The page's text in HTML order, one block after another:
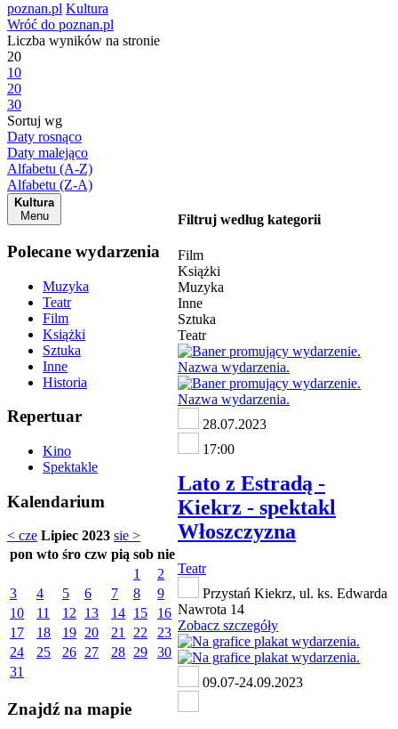
poznan.pl Kultura
Wróć do poznan.pl
Liczba wyników na stronie
20
10
20
30
Sortuj wg
Daty rosnąco
Daty malejąco
Alfabetu (A-Z)
Alfabetu (Z-A)
Kultura
Menu
Polecane wydarzenia
Muzyka
Teatr
Film
Książki
Sztuka
Inne
Historia
Repertuar
Kino
Spektakle
Kalendarium
< cze Lipiec 2023 sie >
pon wto śro czw pią sob nie
1
2
3
4 5 6 7 8
9
10
11 12 13 14 15
16
17
18 19 20 21 22
23
24
25 26 27 28 29
30
31
Znajdź na mapie
Filtruj według kategorii
Film
Książki
Muzyka
Inne
Sztuka
Teatr
28.07.2023
17:00
Lato z Estradą -
Kiekrz - spektakl
Włoszczyzna
Teatr
Przystań Kiekrz, ul. ks. Edwarda
Nawrota 14
Zobacz szczegóły
09.07-24.09.2023